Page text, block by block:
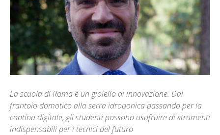
La scuola di Roma è un gioiello di innovazione. Dal
frantoio domotico alla serra idroponica passando per la
cantina digitale, gli studenti possono usufruire di strumenti
indispensabili per i tecnici del futuro